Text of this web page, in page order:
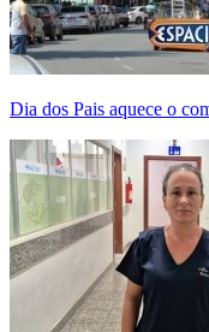
Dia dos Pais aquece o